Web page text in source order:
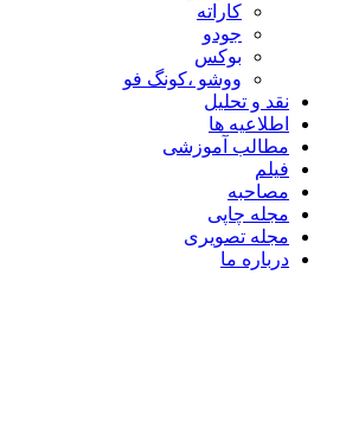
کاراته
جودو
بوکس
ووشو ،کونگ فو
نقد و تحلیل
اطلاعیه ها
مطالب آموزشی
فیلم
مصاحبه
مجله چاپی
مجله تصویری
درباره ما